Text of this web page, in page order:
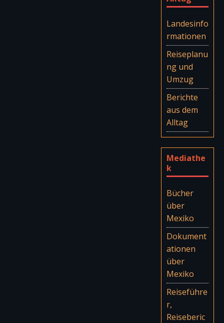
Landesinfo
rmationen
Reiseplanu
ng und
Umzug
Berichte
aus dem
Alltag
Mediathe
k
Bücher
über
Mexiko
Dokument
ationen
über
Mexiko
Reiseführe
r,
Reiseberic